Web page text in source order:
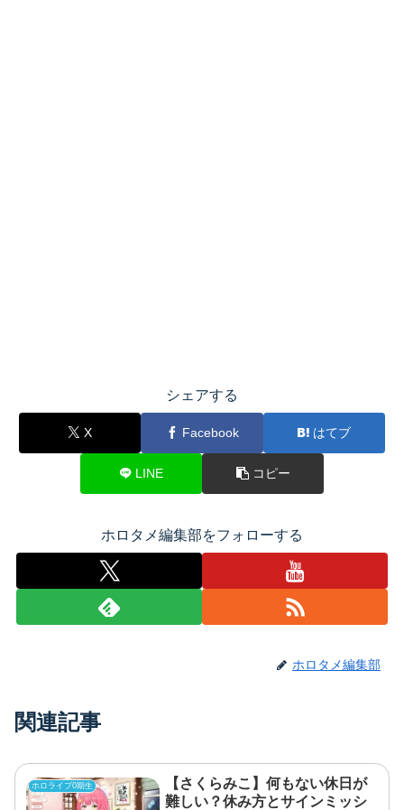
シェアする
X Facebook はてブ
LINE コピー
ホロタメ編集部をフォローする
ホロタメ編集部
関連記事
ホロライブ0期生
【さくらみこ】何もない休日が
難しい？休み方とサインミッシ